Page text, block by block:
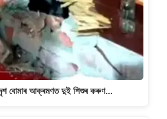
বোমাৰ আক্ৰমণত দুই শিশুৰ কৰুণ…